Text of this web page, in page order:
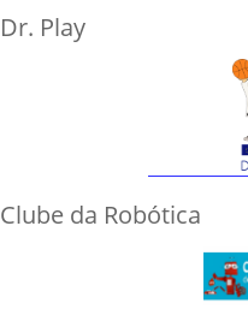
Dr. Play
Clube da Robótica